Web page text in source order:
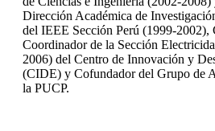
Dirección Académica de
del IEEE Sección Perú (1999-2002),
Coordinador de la Sección
2006) del Centro de Innovación y
(CIDE) y Cofundador del Grupo de
la PUCP.